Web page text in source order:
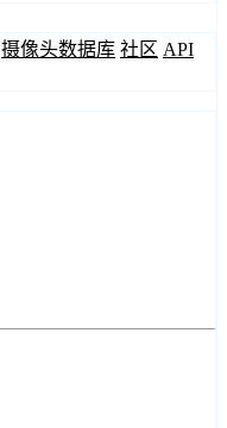
摄像头数据库 社区 API